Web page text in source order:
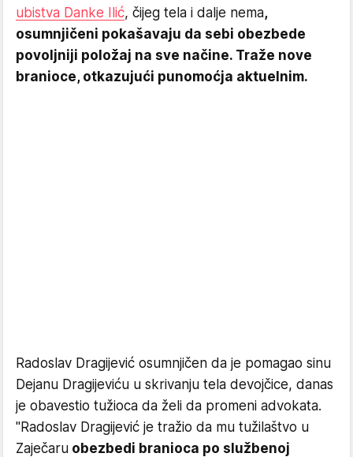
ubistva Danke Ilić, čijeg tela i dalje nema,
osumnjičeni pokašavaju da sebi obezbede
povoljniji položaj na sve načine. Traže nove
branioce, otkazujući punomoćja aktuelnim.
Radoslav Dragijević osumnjičen da je pomagao sinu
Dejanu Dragijeviću u skrivanju tela devojčice, danas
je obavestio tužioca da želi da promeni advokata.
"Radoslav Dragijević je tražio da mu tužilaštvo u
Zaječaru obezbedi branioca po službenoj